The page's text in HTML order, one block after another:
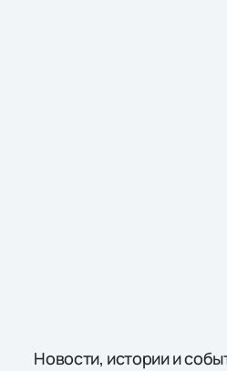
Новости, истории и